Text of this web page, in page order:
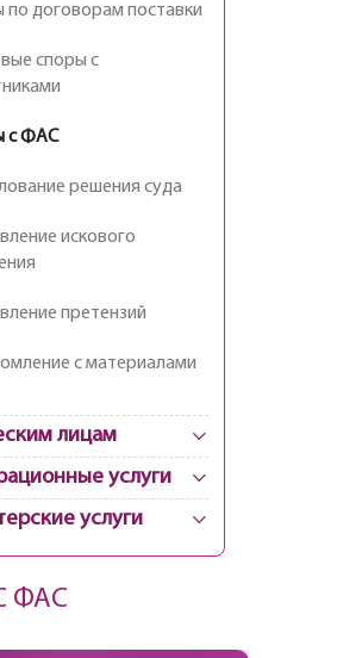
по договорам поставки
споры с
с ФАС
решения суда
искового
претензий
с материалами
лицам
услуги
услуги
ФАС